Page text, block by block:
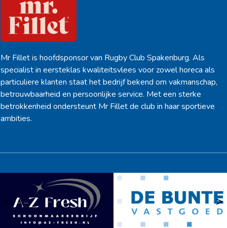
Mr Fillet is hoofdsponsor van Rugby Club Spakenburg. Als
specialist in eersteklas kwaliteitsvlees voor zowel horeca als
particuliere klanten staat het bedrijf bekend om vakmanschap,
betrouwbaarheid en persoonlijke service. Met een sterke
betrokkenheid ondersteunt Mr Fillet de club in haar sportieve
ambities.
< >